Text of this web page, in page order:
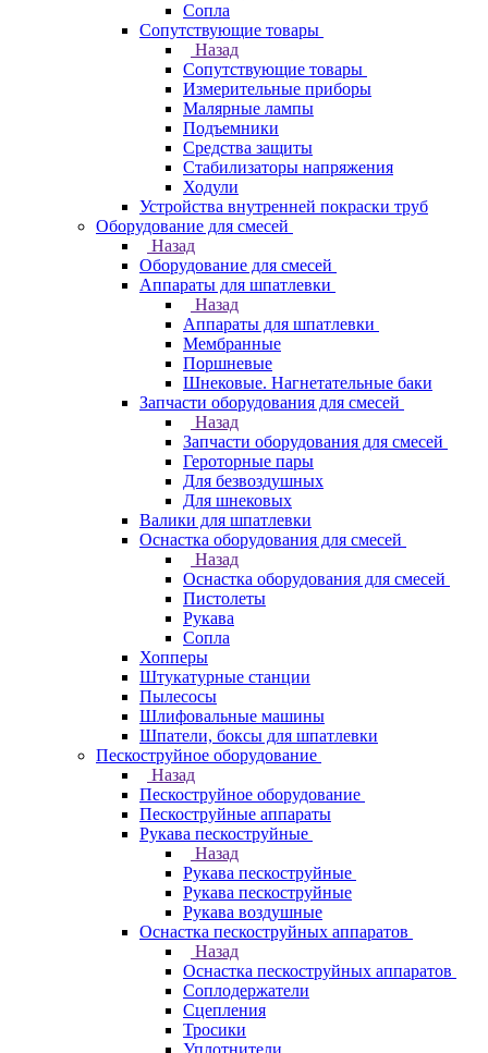
Сопла
Сопутствующие товары
Назад
Сопутствующие товары
Измерительные приборы
Малярные лампы
Подъемники
Средства защиты
Стабилизаторы напряжения
Ходули
Устройства внутренней покраски труб
Оборудование для смесей
Назад
Оборудование для смесей
Аппараты для шпатлевки
Назад
Аппараты для шпатлевки
Мембранные
Поршневые
Шнековые. Нагнетательные баки
Запчасти оборудования для смесей
Назад
Запчасти оборудования для смесей
Героторные пары
Для безвоздушных
Для шнековых
Валики для шпатлевки
Оснастка оборудования для смесей
Назад
Оснастка оборудования для смесей
Пистолеты
Рукава
Сопла
Хопперы
Штукатурные станции
Пылесосы
Шлифовальные машины
Шпатели, боксы для шпатлевки
Пескоструйное оборудование
Назад
Пескоструйное оборудование
Пескоструйные аппараты
Рукава пескоструйные
Назад
Рукава пескоструйные
Рукава пескоструйные
Рукава воздушные
Оснастка пескоструйных аппаратов
Назад
Оснастка пескоструйных аппаратов
Соплодержатели
Сцепления
Тросики
Уплотнители